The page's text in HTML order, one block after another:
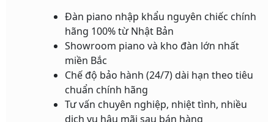
Đàn piano nhập khẩu nguyên chiếc chính
hãng 100% từ Nhật Bản
Showroom piano và kho đàn lớn nhất
miền Bắc
Chế độ bảo hành (24/7) dài hạn theo tiêu
chuẩn chính hãng
Tư vấn chuyên nghiệp, nhiệt tình, nhiều
dịch vụ hậu mãi sau bán hàng